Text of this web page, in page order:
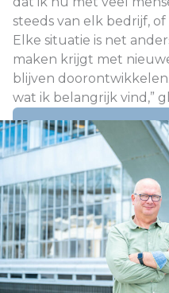
steeds van elk bedrijf,
Elke situatie is net
maken krijgt met
blijven
wat ik belangrijk vind,”